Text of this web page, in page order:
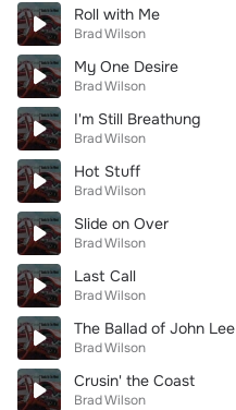
Roll with Me
Brad Wilson
My One Desire
Brad Wilson
I'm Still Breathung
Brad Wilson
Hot Stuff
Brad Wilson
Slide on Over
Brad Wilson
Last Call
Brad Wilson
The Ballad of John Lee
Brad Wilson
Crusin' the Coast
Brad Wilson